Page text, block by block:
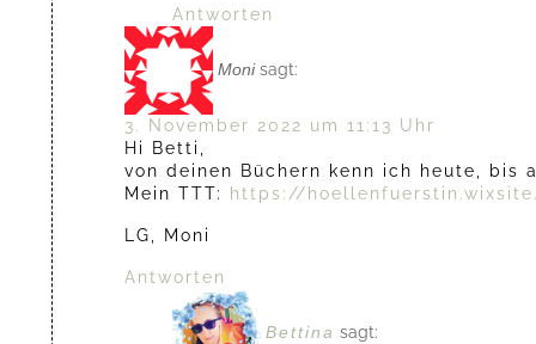
Antworten
Moni sagt:
3. November 2022 um 11:13 Uhr
Hi Betti,
von deinen Büchern kenn ich heute, bis
Mein TTT:
https://
LG, Moni
Antworten
Bettina sagt: